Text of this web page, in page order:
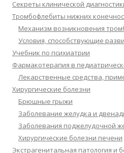
Секреты клинической
Тромбофлебиты нижних
Механизм возникновения
Условия, способствующие
Учебник по психиатрии
Фармакотерапия в
Лекарственные средства,
Хирургические болезни
Брюшные грыжи
Заболевание желудка и
Заболевания поджелудочной
Хирургические болезни печени
Экстрагенитальная патология и